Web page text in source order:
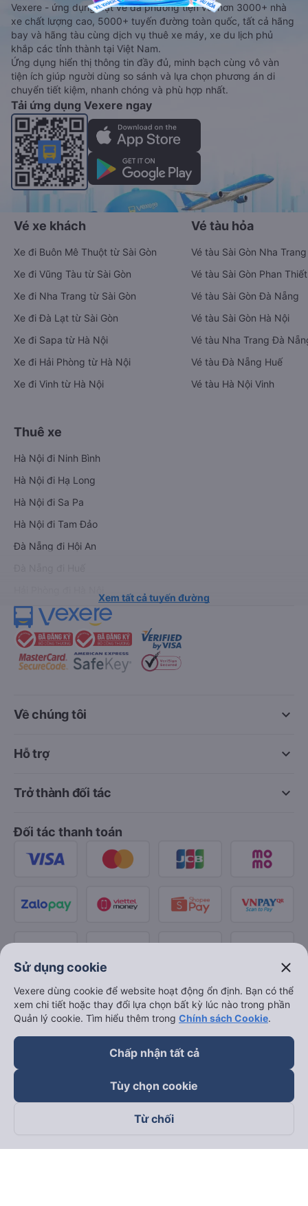
Vexere - ứng dụng đặt vé đa phương tiện với hơn 3000+ nhà
xe chất lượng cao, 5000+ tuyến đường toàn quốc, tất cả hãng
bay và hãng tàu cùng dịch vụ thuê xe máy, xe du lịch phủ
khắp các tỉnh thành tại Việt Nam.
Ứng dụng hiển thị thông tin đầy đủ, minh bạch cùng vô vàn
tiện ích giúp người dùng so sánh và lựa chọn phương án di
chuyển tiết kiệm, nhanh chóng và phù hợp nhất.
Tải ứng dụng Vexere ngay
Vé xe khách
Xe đi Buôn Mê Thuột từ Sài Gòn
Xe đi Vũng Tàu từ Sài Gòn
Xe đi Nha Trang từ Sài Gòn
Xe đi Đà Lạt từ Sài Gòn
Xe đi Sapa từ Hà Nội
Xe đi Hải Phòng từ Hà Nội
Xe đi Vinh từ Hà Nội
Vé tàu hỏa
Vé tàu Sài Gòn Nha Trang
Vé tàu Sài Gòn Phan Thiết
Vé tàu Sài Gòn Đà Nẵng
Vé tàu Sài Gòn Hà Nội
Vé tàu Nha Trang Đà
Vé tàu Đà Nẵng Huế
Vé tàu Hà Nội Vinh
Thuê xe
Hà Nội đi Ninh Bình
Hà Nội đi Hạ Long
Hà Nội đi Sa Pa
Hà Nội đi Tam Đảo
Đà Nẵng đi Hội An
Xem tất cả tuyến đường
keyboard_arrow_down
Về chúng tôi
keyboard_arrow_down
Hỗ trợ
keyboard_arrow_down
Trở thành đối tác
Đối tác thanh toán
Theo dõi chúng tôi trên
Sử dụng cookie close
Vexere dùng cookie để website hoạt động ổn định. Bạn có thể
xem chi tiết hoặc thay đổi lựa chọn bất kỳ lúc nào trong phần
Quản lý cookie. Tìm hiểu thêm trong Chính sách Cookie.
Chấp nhận tất cả
Tùy chọn cookie
Từ chối